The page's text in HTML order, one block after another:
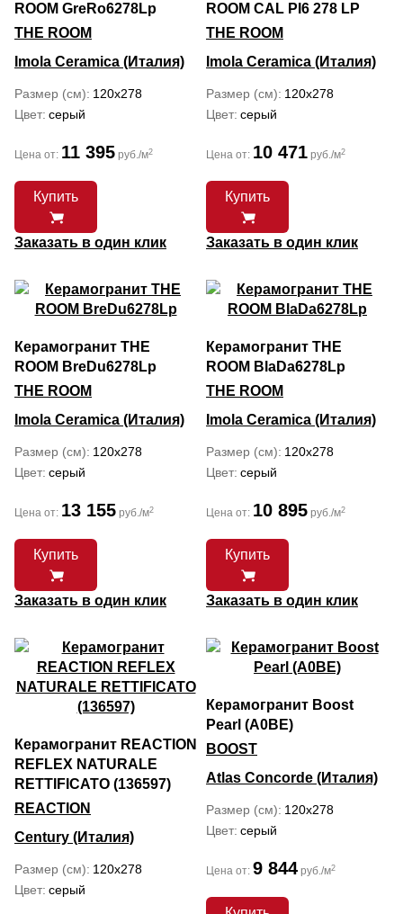
ROOM GreRo6278Lp
THE ROOM
Imola Ceramica (Италия)
Размер (см) 120x278
Цвет серый
Цена от: 11 395 руб./м2
Купить
Заказать в один клик
ROOM CAL PI6 278 LP
THE ROOM
Imola Ceramica (Италия)
Размер (см) 120x278
Цвет серый
Цена от: 10 471 руб./м2
Купить
Заказать в один клик
Керамогранит THE
ROOM BreDu6278Lp
THE ROOM
Imola Ceramica (Италия)
Размер (см) 120x278
Цвет серый
Цена от: 13 155 руб./м2
Купить
Заказать в один клик
Керамогранит THE
ROOM BlaDa6278Lp
THE ROOM
Imola Ceramica (Италия)
Размер (см) 120x278
Цвет серый
Цена от: 10 895 руб./м2
Купить
Заказать в один клик
Керамогранит REACTION
REFLEX NATURALE
RETTIFICATO (136597)
REACTION
Century (Италия)
Размер (см) 120x278
Цвет серый
Керамогранит Boost
Pearl (A0BE)
BOOST
Atlas Concorde (Италия)
Размер (см) 120x278
Цвет серый
Цена от: 9 844 руб./м2